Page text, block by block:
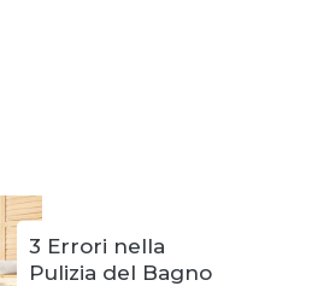
3 Errori nella
Pulizia del Bagno